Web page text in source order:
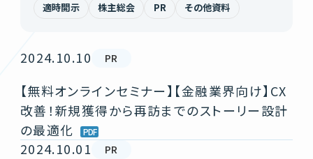
適時開示
株主総会 PR その他資料
2024.10.10 PR
【無料オンラインセミナー】【金融業界向け】CX
改善！新規獲得から再訪までのストーリー設計
の最適化
2024.10.01
PR